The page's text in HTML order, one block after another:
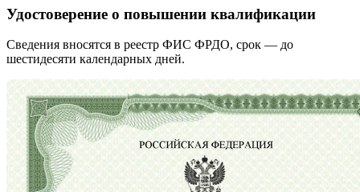
Удостоверение о повышении квалификации
Сведения вносятся в реестр ФИС ФРДО, срок — до
шестидесяти календарных дней.